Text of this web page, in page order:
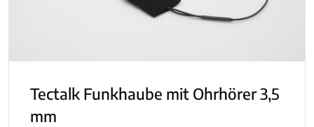
Tectalk Funkhaube mit Ohrhörer 3,5
mm